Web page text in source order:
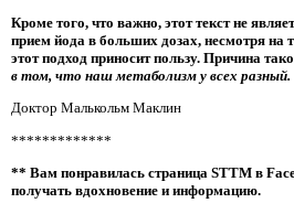
Кроме того, что важно, этот текст не
прием йода в больших дозах, несмотря на
этот подход приносит пользу. Причина
в том, что наш метаболизм у всех разный.
Доктор Малькольм Маклин
*************
** Вам понравилась страница STTM в
получать вдохновение и информацию.